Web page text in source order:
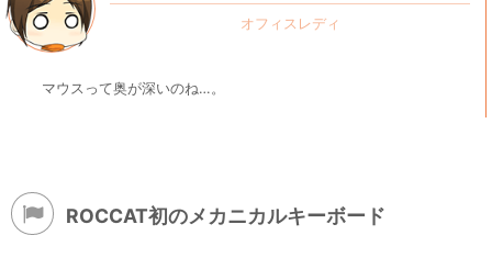
マウスって奥が深いのね…。
ROCCAT初のメカニカルキーボード